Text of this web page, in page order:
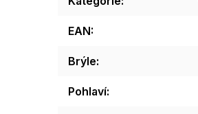
EAN:
Brýle:
Pohlaví: